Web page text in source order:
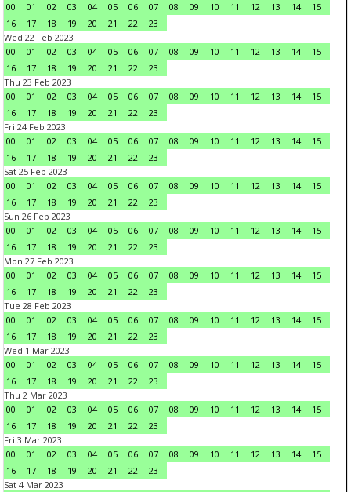
00
01 02 03 04 05 06 07 08 09 10 11 12 13 14
15
16
17 18 19 20 21 22
23
Wed 22 Feb 2023
00
01 02 03 04 05 06 07 08 09 10 11 12 13 14
15
16
17 18 19 20 21 22
23
Thu 23 Feb 2023
00
01 02 03 04 05 06 07 08 09 10 11 12 13 14
15
16
17 18 19 20 21 22
23
Fri 24 Feb 2023
00
01 02 03 04 05 06 07 08 09 10 11 12 13 14
15
16
17 18 19 20 21 22
23
Sat 25 Feb 2023
00
01 02 03 04 05 06 07 08 09 10 11 12 13 14
15
16
17 18 19 20 21 22
23
Sun 26 Feb 2023
00
01 02 03 04 05 06 07 08 09 10 11 12 13 14
15
16
17 18 19 20 21 22
23
Mon 27 Feb 2023
00
01 02 03 04 05 06 07 08 09 10 11 12 13 14
15
16
17 18 19 20 21 22
23
Tue 28 Feb 2023
00
01 02 03 04 05 06 07 08 09 10 11 12 13 14
15
16
17 18 19 20 21 22
23
Wed 1 Mar 2023
00
01 02 03 04 05 06 07 08 09 10 11 12 13 14
15
16
17 18 19 20 21 22
23
Thu 2 Mar 2023
00
01 02 03 04 05 06 07 08 09 10 11 12 13 14
15
16
17 18 19 20 21 22
23
Fri 3 Mar 2023
00
01 02 03 04 05 06 07 08 09 10 11 12 13 14
15
16
17 18 19 20 21 22
23
Sat 4 Mar 2023